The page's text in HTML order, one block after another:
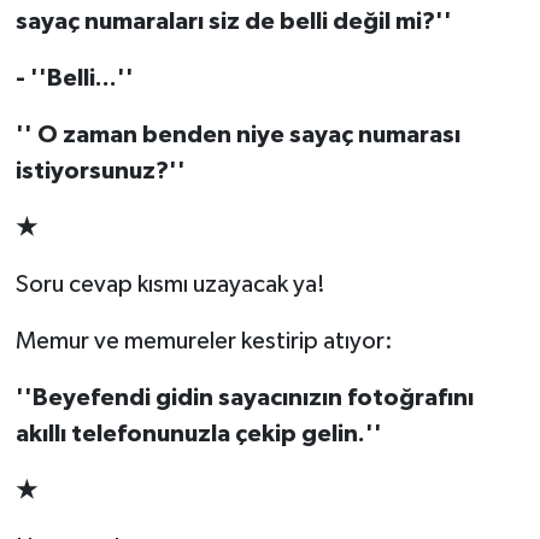
sayaçnumaraları siz de belli değil mi?''
- ''Belli...''
'' O zaman benden niye sayaçnumarası
istiyorsunuz?''
★
Soru cevap kısmı uzayacak ya!
Memur ve memureler kestirip atıyor:
''Beyefendi gidin sayacınızın fotoğrafını
akıllı telefonunuzla çekip gelin.''
★